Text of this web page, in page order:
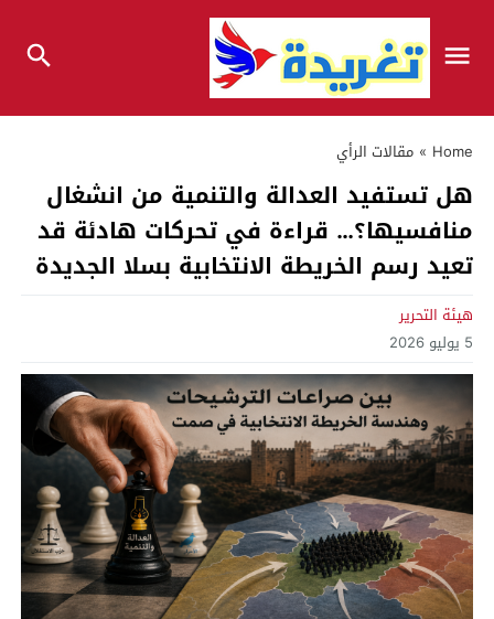
Home
» مقالات الرأي
هل تستفيد العدالة والتنمية من انشغال
منافسيها؟… قراءة في تحركات هادئة قد
تعيد رسم الخريطة الانتخابية بسلا الجديدة
هيئة التحرير
5 يوليو 2026